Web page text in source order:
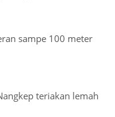
sampe 100 meter
teriakan lemah